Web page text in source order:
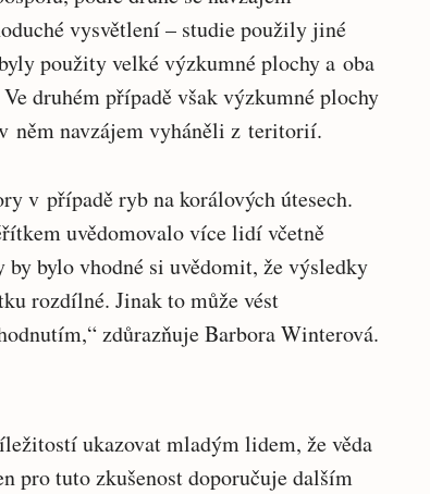
vysvětlení – studie použily jiné
použity velké výzkumné plochy a oba
druhém případě však výzkumné plochy
něm navzájem vyháněli z teritorií.
v případě ryb na korálových útesech.
uvědomovalo více lidí včetně
bylo vhodné si uvědomit, že výsledky
rozdílné. Jinak to může vést
zdůrazňuje Barbora Winterová.
ukazovat mladým lidem, že věda
pro tuto zkušenost doporučuje dalším